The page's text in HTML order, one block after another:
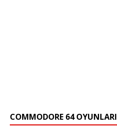
COMMODORE 64 OYUNLARI